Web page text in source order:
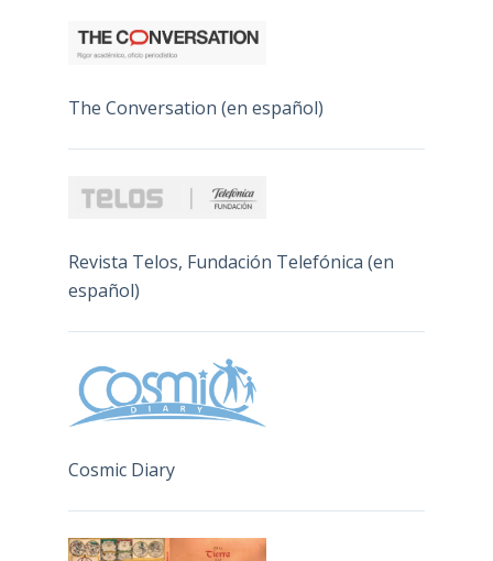
The Conversation (en español)
Revista Telos, Fundación Telefónica (en
español)
Cosmic Diary